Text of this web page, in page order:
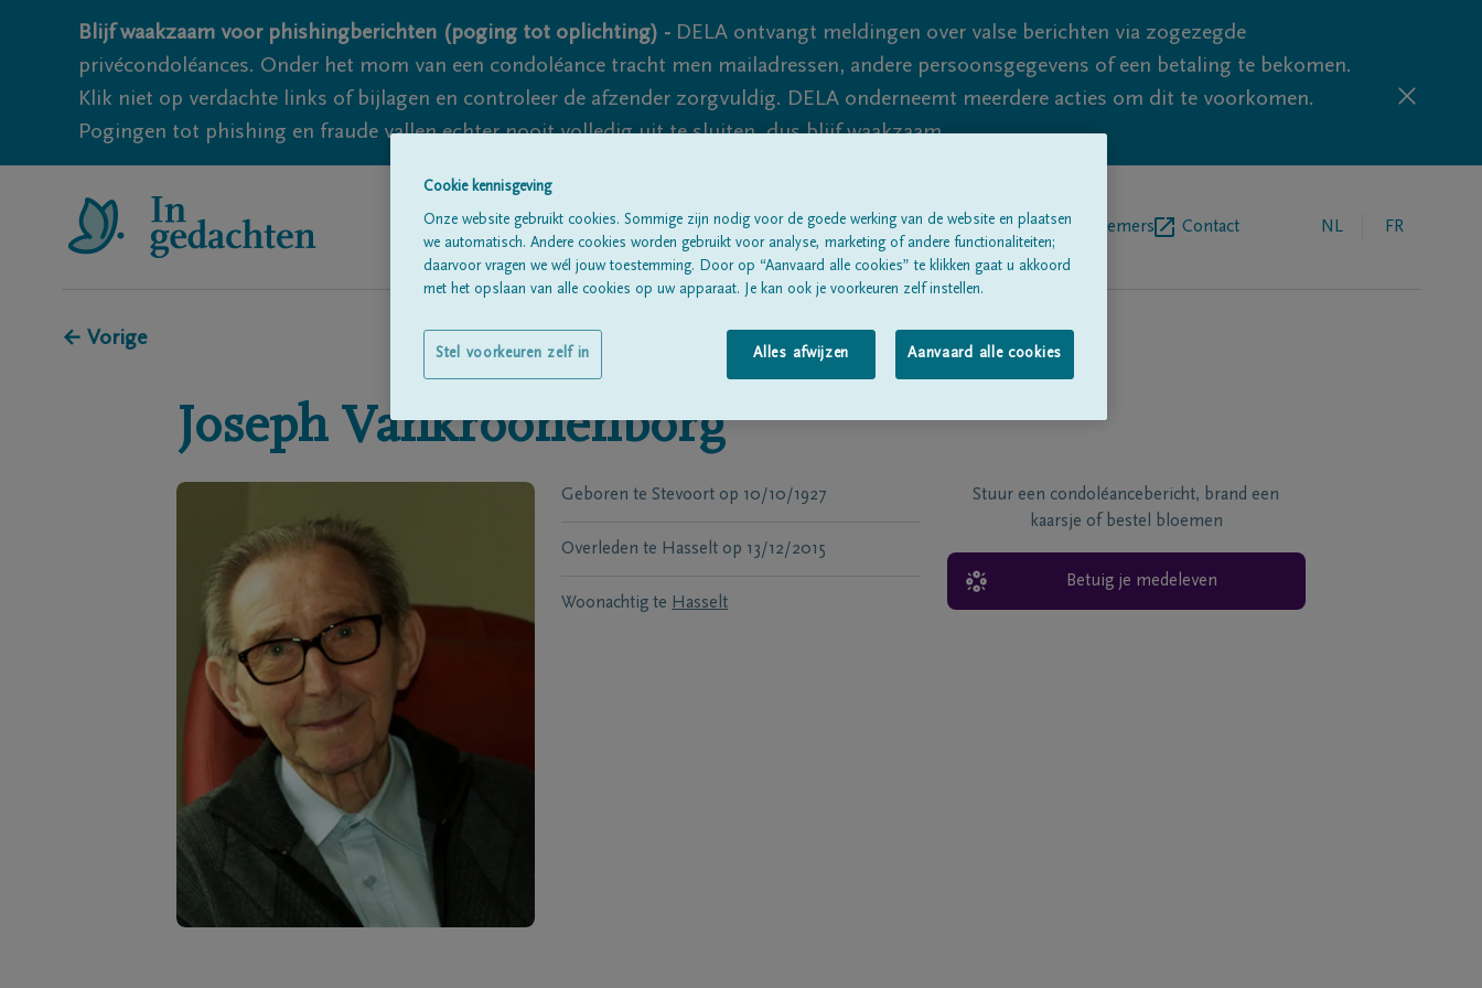
Blijf waakzaam voor phishingberichten (poging tot oplichting) - DELA ontvangt meldingen over valse berichten via zogezegde
privécondoléances. Onder het mom van een condoléance tracht men mailadressen, andere persoonsgegevens of een betaling te bekomen.
Klik niet op verdachte links of bijlagen en controleer de afzender zorgvuldig. DELA onderneemt meerdere acties om dit te voorkomen.
Pogingen tot phishing en fraude vallen echter nooit volledig uit te sluiten, dus blijf waakzaam.
Alle rouwberichtenOver onsBegrafenisondernemers Contact NL FR
← Vorige
Joseph Vankroonenborg
Geboren te Stevoort op 10/10/1927
Overleden te Hasselt op 13/12/2015
Woonachtig te Hasselt
Stuur een condoléancebericht, brand een
kaarsje of bestel bloemen
Betuig je medeleven
Cookie kennisgeving
Onze website gebruikt cookies. Sommige zijn nodig voor de goede werking van de website en plaatsen
we automatisch. Andere cookies worden gebruikt voor analyse, marketing of andere functionaliteiten;
daarvoor vragen we wél jouw toestemming. Door op “Aanvaard alle cookies” te klikken gaat u akkoord
met het opslaan van alle cookies op uw apparaat. Je kan ook je voorkeuren zelf instellen.
Alles afwijzen Aanvaard alle cookies
Stel voorkeuren zelf in